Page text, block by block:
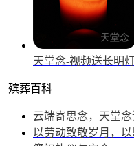
天堂念-视频送长明
殡葬百科
云端寄思念，天堂
以劳动致敬岁月，